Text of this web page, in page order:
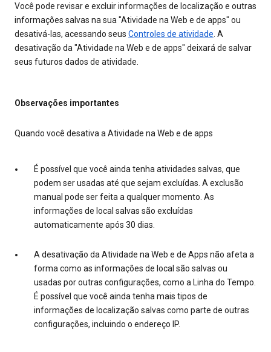
Você pode revisar e excluir informações de localização e outras
informações salvas na sua "Atividade na Web e de apps" ou
desativá-las, acessando seus Controles de atividade. A
desativação da "Atividade na Web e de apps" deixará de salvar
seus futuros dados de atividade.
Observações importantes
Quando você desativa a Atividade na Web e de apps
É possível que você ainda tenha atividades salvas, que
podem ser usadas até que sejam excluídas. A exclusão
manual pode ser feita a qualquer momento. As
informações de local salvas são excluídas
automaticamente após 30 dias.
A desativação da Atividade na Web e de Apps não afeta a
forma como as informações de local são salvas ou
usadas por outras configurações, como a Linha do Tempo.
É possível que você ainda tenha mais tipos de
informações de localização salvas como parte de outras
configurações, incluindo o endereço IP.